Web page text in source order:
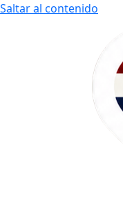
Saltar al contenido